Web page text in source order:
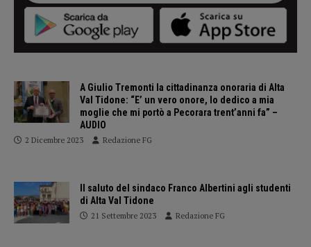
A Giulio Tremonti la cittadinanza onoraria di Alta
Val Tidone: “E’ un vero onore, lo dedico a mia
moglie che mi portò a Pecorara trent’anni fa” –
AUDIO
2 Dicembre 2023 Redazione FG
Il saluto del sindaco Franco Albertini agli studenti
di Alta Val Tidone
21 Settembre 2023 Redazione FG